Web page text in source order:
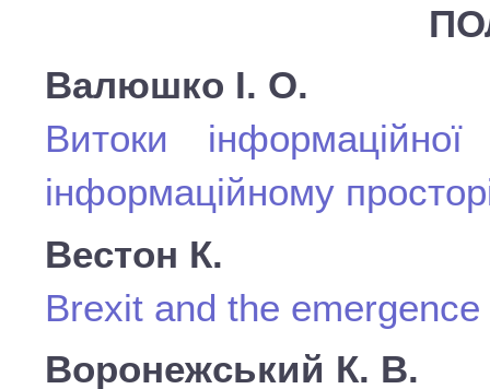
Валюшко І. О.
Витоки
інформаційному
Вестон К.
Brexit and the
Воронежський К. В.